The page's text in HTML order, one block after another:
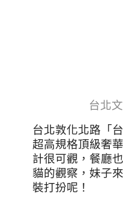
台北
台北敦化北路「
超高規格頂級奢
計很可觀，餐廳
貓的觀察，妹子
裝打扮呢！